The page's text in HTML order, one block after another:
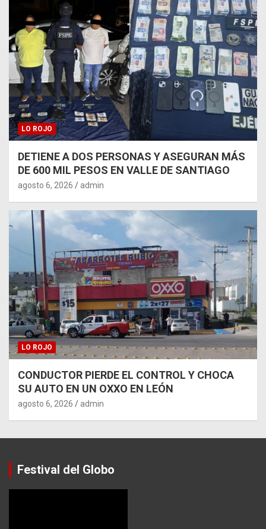
LO ROJO
DETIENE A DOS PERSONAS Y ASEGURAN MÁS
DE 600 MIL PESOS EN VALLE DE SANTIAGO
agosto 6, 2026 admin
LO ROJO
CONDUCTOR PIERDE EL CONTROL Y CHOCA
SU AUTO EN UN OXXO EN LEÓN
agosto 6, 2026 admin
Festival del Globo